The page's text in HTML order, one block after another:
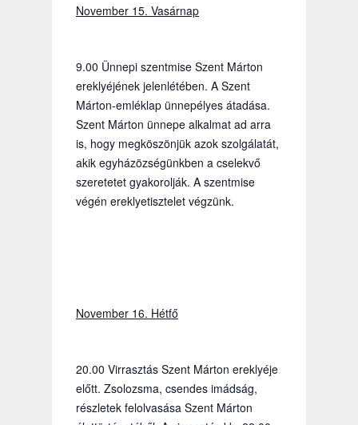
November 15. Vasárnap
9.00 Ünnepi szentmise Szent Márton
ereklyéjének jelenlétében. A Szent
Márton-emléklap ünnepélyes átadása.
Szent Márton ünnepe alkalmat ad arra
is, hogy megköszönjük azok szolgálatát,
akik egyházözségünkben a cselekvő
szeretetet gyakorolják. A szentmise
végén ereklyetisztelet végzünk.
November 16. Hétfő
20.00 Virrasztás Szent Márton ereklyéje
előtt. Zsolozsma, csendes imádság,
részletek felolvasása Szent Márton